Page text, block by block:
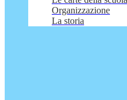
Organizzazione
La storia